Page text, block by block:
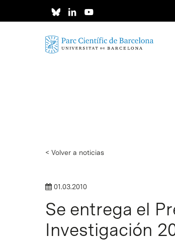
Intro para buscar o ESC per cerrar
< Volver a noticias
01.03.2010
Se entrega el
Investigación